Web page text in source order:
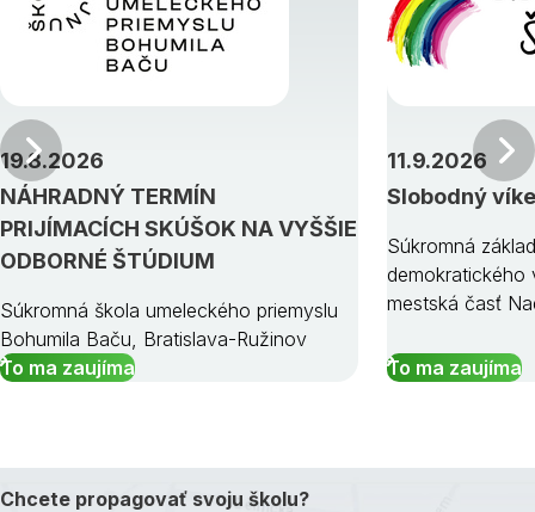
NÁHRADNÝ TERMÍN
PRIJÍMACÍCH SKÚŠOK NA VYŠŠIE
ODBORNÉ ŠTÚDIUM
19.8.2026
Súkromná škola umeleckého priemyslu
Bohumila Baču, Bratislava-Ružinov
To ma zaujíma
Slobodný
11.9.2026
Súkromná
demokratického
mestská časť
To ma zaujíma
Predchádzajúci
Chcete propagovať svoju školu?